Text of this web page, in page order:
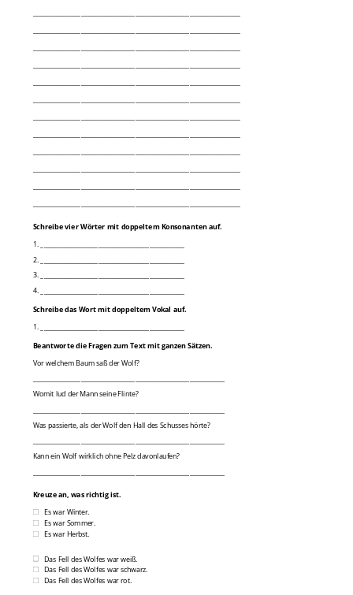
Schreibe vier Wörter mit doppeltem Konsonanten auf.
1. _____________________________________________
2. _____________________________________________
3. _____________________________________________
4. _____________________________________________
Schreibe das Wort mit doppeltem Vokal auf.
1. _____________________________________________
Beantworte die Fragen zum Text mit ganzen Sätzen.
Vor welchem Baum saß der Wolf?
Womit lud der Mann seine Flinte?
Was passierte, als der Wolf den Hall des Schusses hörte?
Kann ein Wolf wirklich ohne Pelz davonlaufen?
Kreuze an, was richtig ist.
Es war Winter.
Es war Sommer.
Es war Herbst.
Das Fell des Wolfes war weiß.
Das Fell des Wolfes war schwarz.
Das Fell des Wolfes war rot.